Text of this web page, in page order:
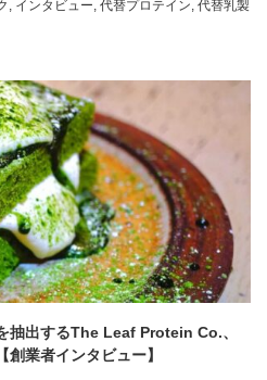
, インタビュー, 代替プロテイン, 代替乳製
抽出するThe Leaf Protein Co.、
業者インタビュー】